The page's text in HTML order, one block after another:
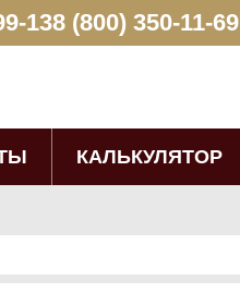
138 (800) 350-11-69
КАЛЬКУЛЯТОР